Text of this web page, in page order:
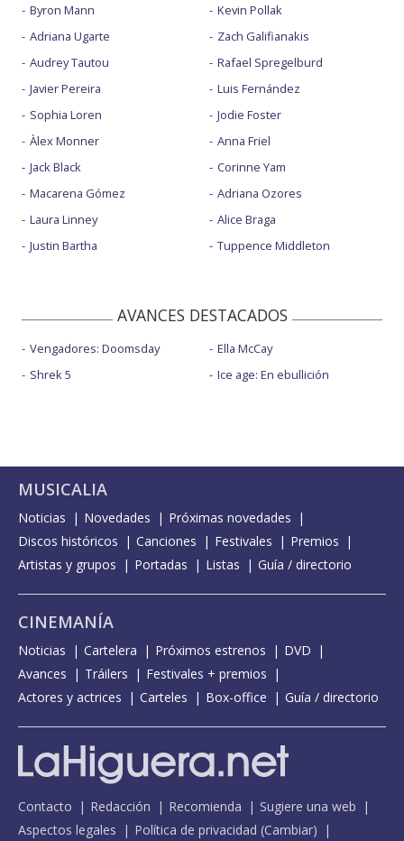
Byron Mann
Adriana Ugarte
Audrey Tautou
Javier Pereira
Sophia Loren
Àlex Monner
Jack Black
Macarena Gómez
Laura Linney
Justin Bartha
Kevin Pollak
Zach Galifianakis
Rafael Spregelburd
Luis Fernández
Jodie Foster
Anna Friel
Corinne Yam
Adriana Ozores
Alice Braga
Tuppence Middleton
AVANCES DESTACADOS
Vengadores: Doomsday
Shrek 5
Ella McCay
Ice age: En ebullición
MUSICALIA
Noticias Novedades
Próximas novedades
Discos históricos
Canciones Festivales
Premios
Artistas y grupos
Portadas Listas Guía / directorio
CINEMANÍA
Noticias Cartelera Próximos estrenos
DVD
Avances
Tráilers
Festivales + premios
Actores y actrices
Carteles Box-office Guía / directorio
Contacto Redacción Recomienda
Sugiere una web
Aspectos legales
Política de privacidad (Cambiar)